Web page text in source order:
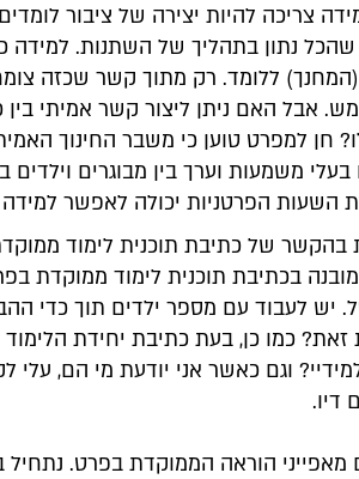
צריכה להיות יצירה של ציבור לומדים
נתון בתהליך של השתנות. למידה
ללומד. רק מתוך קשר שכזה
אבל האם ניתן ליצור קשר אמיתי
חן למפרט טוען כי משבר החינוך
משמעות וערך בין מבוגרים
השעות הפרטניות יכולה לאפשר
בהקשר של כתיבת תוכנית לימוד
בכתיבת תוכנית לימוד ממוקדת
יש לעבוד עם מספר ילדים תוך כדי
זאת? כמו כן, בעת כתיבת יחידת הלימוד
וגם כאשר אני יודעת מי הם, עלי
דיו.
הוראה הממוקדת בפרט. נתחיל